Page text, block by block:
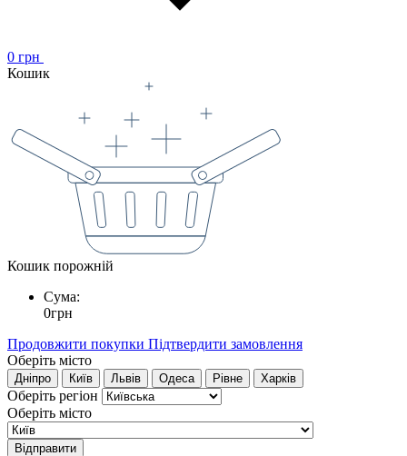
0 грн
Кошик
Кошик порожній
Сума:
0грн
Продовжити покупки Підтвердити замовлення
Оберіть місто
Дніпро Київ Львів Одеса Рівне Харків
Оберіть регіон
Оберіть місто
Відправити